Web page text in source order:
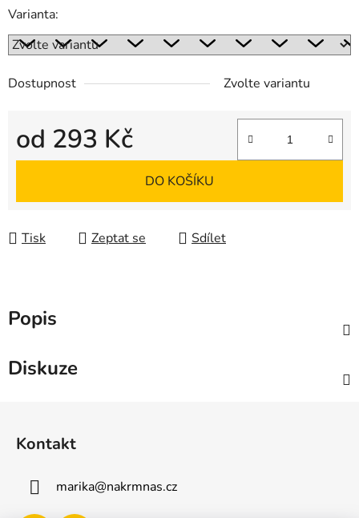
Varianta:
Dostupnost Zvolte variantu
od 293 Kč
Měrná cena:
DO KOŠÍKU
Tisk Zeptat se Sdílet
Popis
Diskuze
Kontakt
marika@nakrmnas.cz